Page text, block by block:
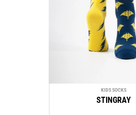
KIDS SOCKS
STINGRAY